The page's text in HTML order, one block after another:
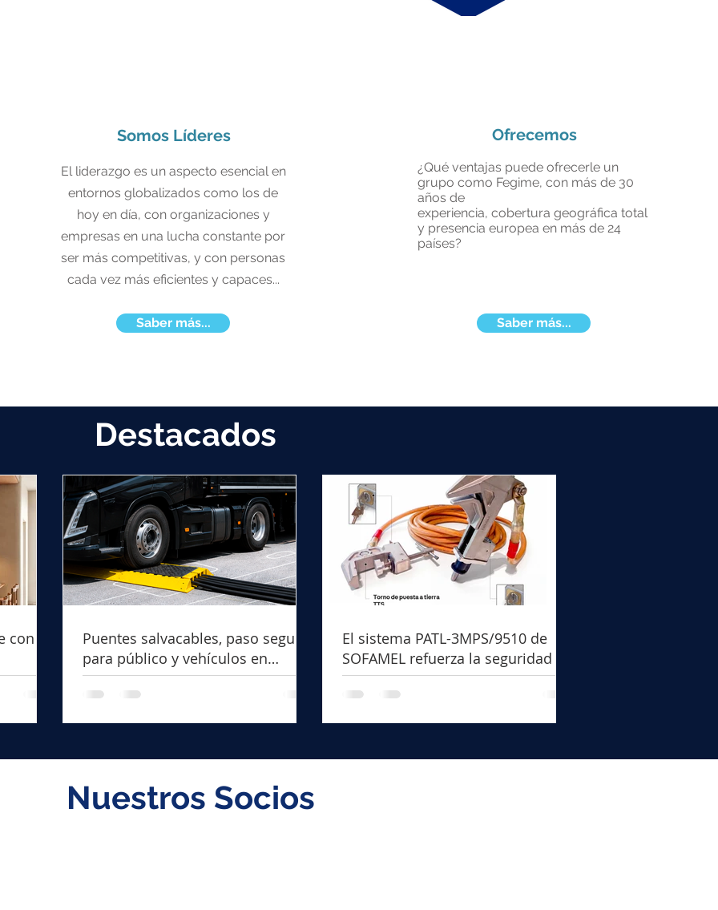
Somos Líderes
El liderazgo es un aspecto esencial en
entornos globalizados como los de
hoy en día, con organizaciones y
empresas en una lucha constante por
ser más competitivas, y con personas
cada vez más eficientes y capaces...
Saber más...
Ofrecemos
¿Qué ventajas puede ofrecerle un
grupo como Fegime, con más de 30
años de
experiencia, cobertura geográfica total
y presencia europea en más de 24
países?
Saber más...
Nuestros Socios
Destacados
con
Puentes salvacables, paso seguro
para público y vehículos en
eventos
El sistema PATL-3MPS/9510 de
SOFAMEL refuerza la seguridad en
los trabajos de puesta a tierra y
cortocircuito